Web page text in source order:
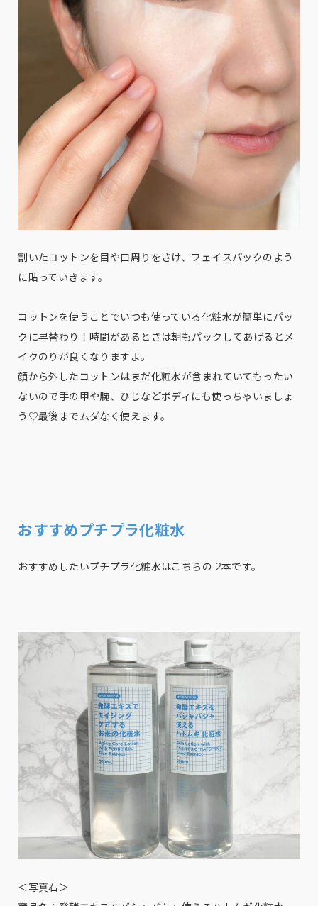
割いたコットンを目や口周りをさけ、フェイスパックのよう
に貼っていきます。
コットンを使うことでいつも使っている化粧水が簡単にパッ
クに早替わり！時間があるときは朝もパックしてあげるとメ
イクのりが良くなりますよ。
顔から外したコットンはまだ化粧水が含まれていてもったい
ないので手の甲や腕、ひじなどボディにも使っちゃいましょ
う♡最後までムダなく使えます。
おすすめプチプラ化粧水
おすすめしたいプチプラ化粧水はこちらの 2本です。
＜写真右＞